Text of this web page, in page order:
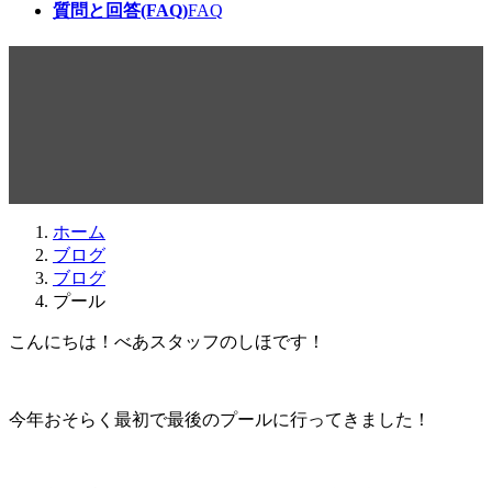
質問と回答(FAQ)FAQ
ホーム
ブログ
ブログ
プール
こんにちは！べあスタッフのしほです！
今年おそらく最初で最後のプールに行ってきました！